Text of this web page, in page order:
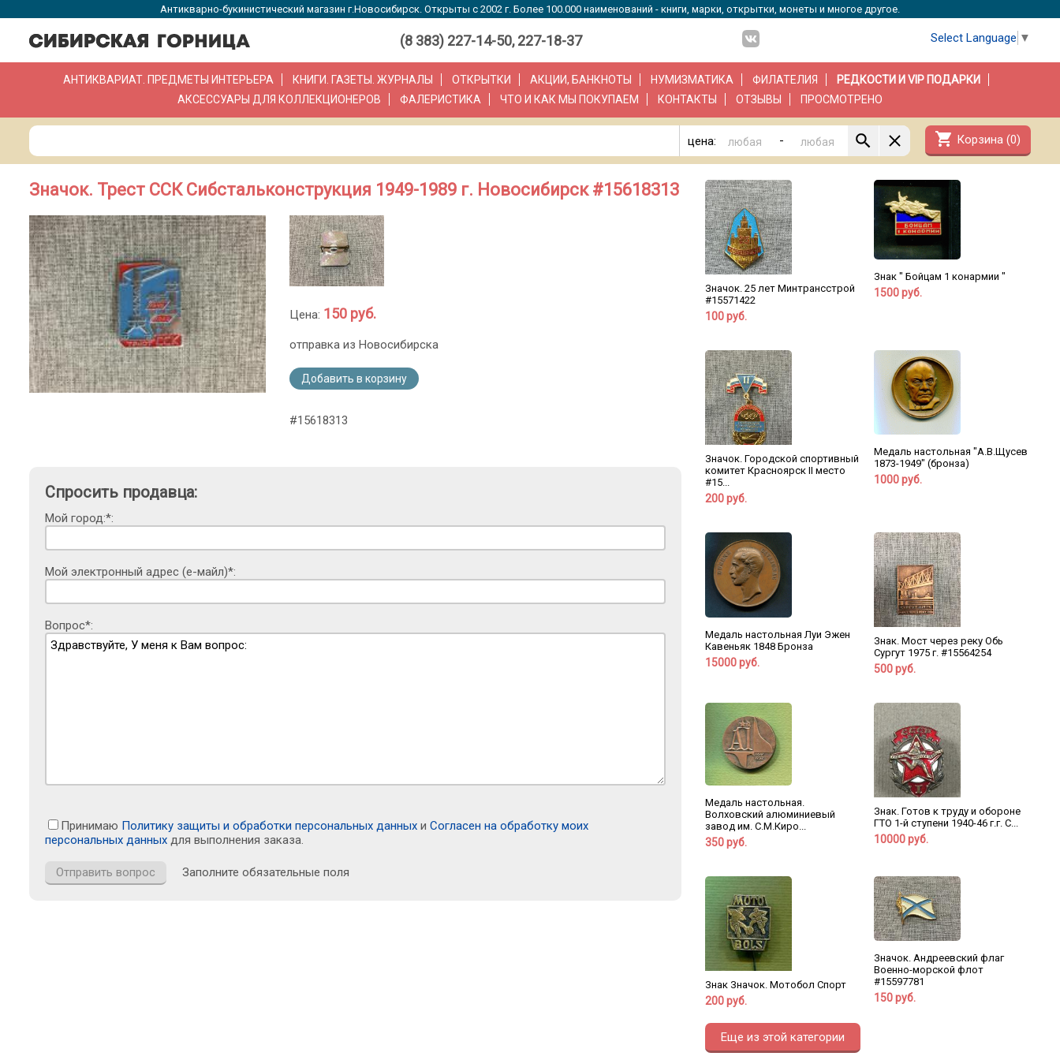
Антикварно-букинистический магазин г.Новосибирск. Открыты с 2002 г. Более 100.000 наименований - книги, марки, открытки, монеты и многое другое.
(8 383) 227-14-50, 227-18-37 Select Language ▼
АНТИКВАРИАТ. ПРЕДМЕТЫ ИНТЕРЬЕРА КНИГИ. ГАЗЕТЫ. ЖУРНАЛЫ ОТКРЫТКИ АКЦИИ, БАНКНОТЫ НУМИЗМАТИКА ФИЛАТЕЛИЯ
РЕДКОСТИ И VIP ПОДАРКИ
АКСЕССУАРЫ ДЛЯ КОЛЛЕКЦИОНЕРОВ
ФАЛЕРИСТИКА ЧТО И КАК МЫ ПОКУПАЕМ КОНТАКТЫ ОТЗЫВЫ ПРОСМОТРЕНО
цена: - shopping_cart Корзина (0)
Значок. Трест ССК Сибстальконструкция 1949-1989 г. Новосибирск #15618313
Цена: 150 руб.
отправка из Новосибирска
Добавить в корзину
#15618313
Спросить продавца:
Мой город:*:
Мой электронный адрес (е-майл)*:
Вопрос*:
Принимаю Политику защиты и обработки персональных данных и Согласен на обработку моих
персональных данных для выполнения заказа.
Заполните обязательные поля
Значок. 25 лет Минтрансстрой
#15571422
100 руб.
Знак " Бойцам 1 конармии "
1500 руб.
Значок. Городской спортивный
комитет Красноярск II место
#15...
200 руб.
Медаль настольная "А.В.Щусев
1873-1949" (бронза)
1000 руб.
Медаль настольная Луи Эжен
Кавеньяк 1848 Бронза
15000 руб.
Знак. Мост через реку Обь
Сургут 1975 г. #15564254
500 руб.
Медаль настольная.
Волховский алюминиевый
завод им. С.М.Киро...
350 руб.
Знак. Готов к труду и обороне
ГТО 1-й ступени 1940-46 г.г. С...
10000 руб.
Знак Значок. Мотобол Спорт
200 руб.
Значок. Андреевский флаг
Военно-морской флот
#15597781
150 руб.
Еще из этой категории